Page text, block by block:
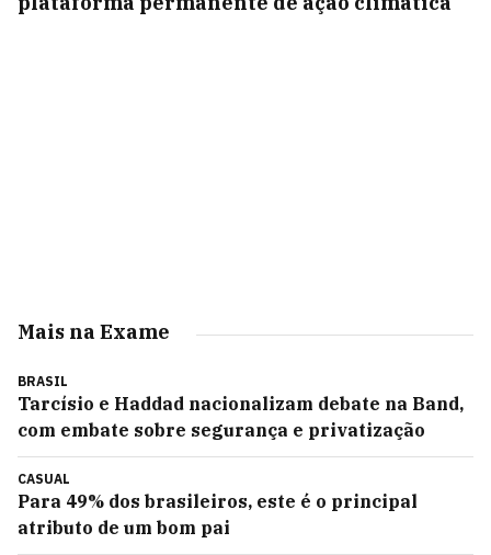
Mais na Exame
BRASIL
Tarcísio e Haddad nacionalizam debate na Band,
com embate sobre segurança e privatização
CASUAL
Para 49% dos brasileiros, este é o principal
atributo de um bom pai